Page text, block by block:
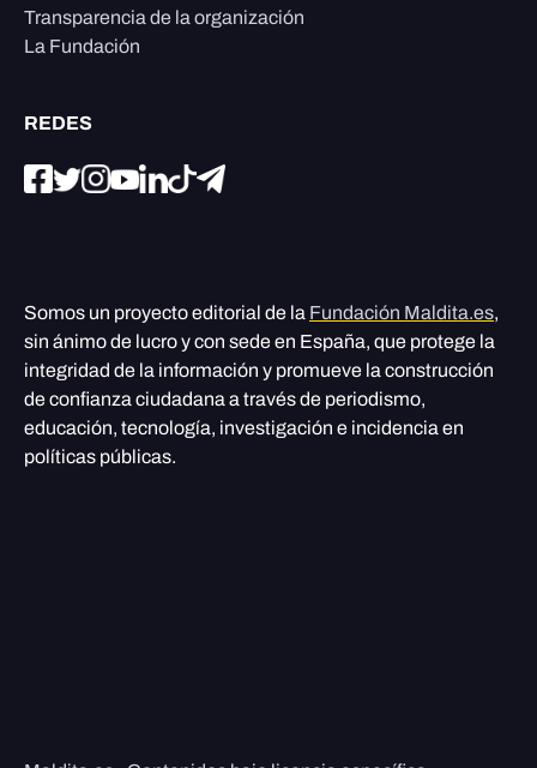
Transparencia de la organización
La Fundación
REDES
Somos un proyecto editorial de la Fundación Maldita.es,
sin ánimo de lucro y con sede en España, que protege la
integridad de la información y promueve la construcción
de confianza ciudadana a través de periodismo,
educación, tecnología, investigación e incidencia en
políticas públicas.